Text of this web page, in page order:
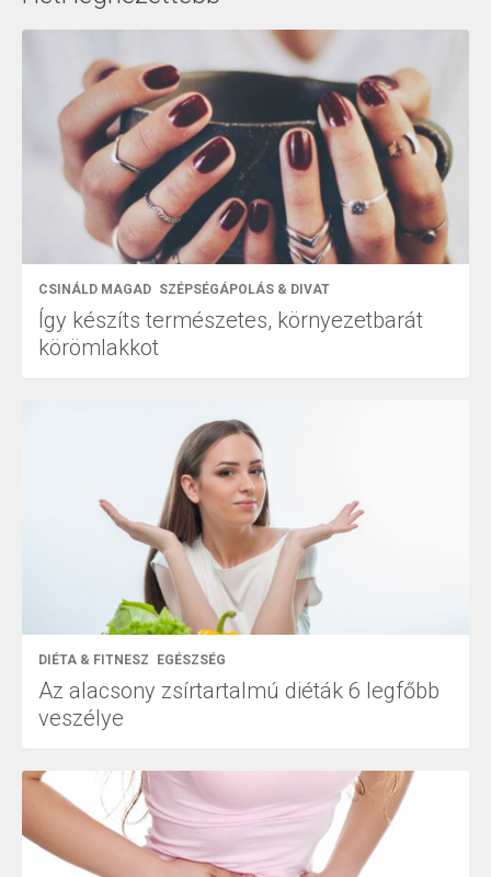
CSINÁLD MAGAD SZÉPSÉGÁPOLÁS & DIVAT
Így készíts természetes, környezetbarát
körömlakkot
DIÉTA & FITNESZ EGÉSZSÉG
Az alacsony zsírtartalmú diéták 6 legfőbb
veszélye